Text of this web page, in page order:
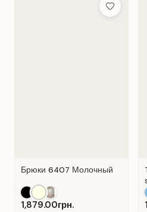
Add to
Брюки 6407 Молочный
1,879.00грн.